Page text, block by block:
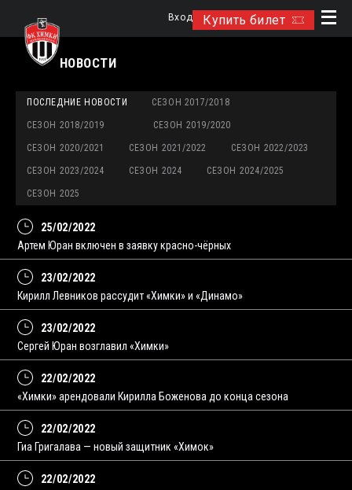
Купить билет
Вход
НОВОСТИ
ПОСЛЕДНИЕ НОВОСТИ СЕЗОН 2017/2018
СЕЗОН 2018/2019 СЕЗОН 2019/2020
СЕЗОН 2020/2021 СЕЗОН 2021/2022 СЕЗОН 2022/2023
СЕЗОН 2023/2024 СЕЗОН 2024 СЕЗОН 2024/2025
СЕЗОН 2025
25/02/2022
Артем Юран включен в заявку красно-чёрных
23/02/2022
Кирилл Левников рассудит «Химки» и «Динамо»
23/02/2022
Сергей Юран возглавил «Химки»
22/02/2022
«Химки» арендовали Кирилла Боженова до конца сезона
22/02/2022
Гиа Григалава — новый защитник «Химок»
22/02/2022